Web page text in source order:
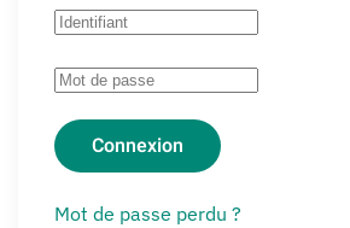
Connexion
Mot de passe perdu ?